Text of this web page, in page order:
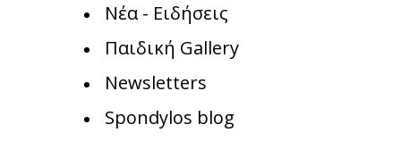
Νέα - Ειδήσεις
Παιδική Gallery
Newsletters
Spondylos blog